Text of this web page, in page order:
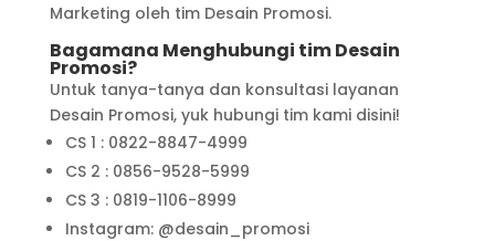
Marketing oleh tim Desain Promosi.
Bagamana Menghubungi tim Desain
Promosi?
Untuk tanya-tanya dan konsultasi layanan
Desain Promosi, yuk hubungi tim kami disini!
CS 1 : 0822-8847-4999
CS 2 : 0856-9528-5999
CS 3 : 0819-1106-8999
Instagram: @desain_promosi